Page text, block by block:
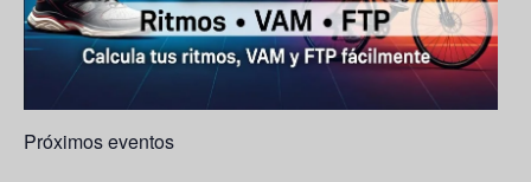
l
Próximos eventos